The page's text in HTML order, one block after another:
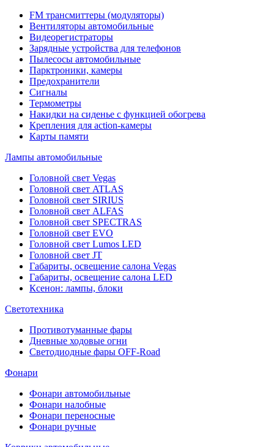
FM трансмиттеры (модуляторы)
Вентиляторы автомобильные
Видеорегистраторы
Зарядные устройства для телефонов
Пылесосы автомобильные
Парктроники, камеры
Предохранители
Сигналы
Термометры
Накидки на сиденье с функцией обогрева
Крепления для action-камеры
Карты памяти
Лампы автомобильные
Головной свет Vegas
Головной свет ATLAS
Головной свет SIRIUS
Головной свет ALFAS
Головной свет SPECTRAS
Головной свет EVO
Головной свет Lumos LED
Головной свет JT
Габариты, освещение салона Vegas
Габариты, освещение салона LED
Ксенон: лампы, блоки
Светотехника
Противотуманные фары
Дневные ходовые огни
Светодиодные фары OFF-Road
Фонари
Фонари автомобильные
Фонари налобные
Фонари переносные
Фонари ручные